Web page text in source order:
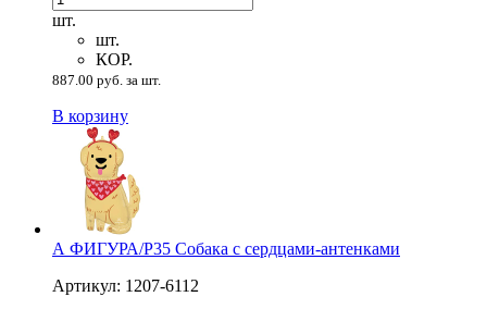
шт.
шт.
КОР.
887.00 руб. за шт.
В корзину
А ФИГУРА/P35 Собака с сердцами-антенками
Артикул: 1207-6112